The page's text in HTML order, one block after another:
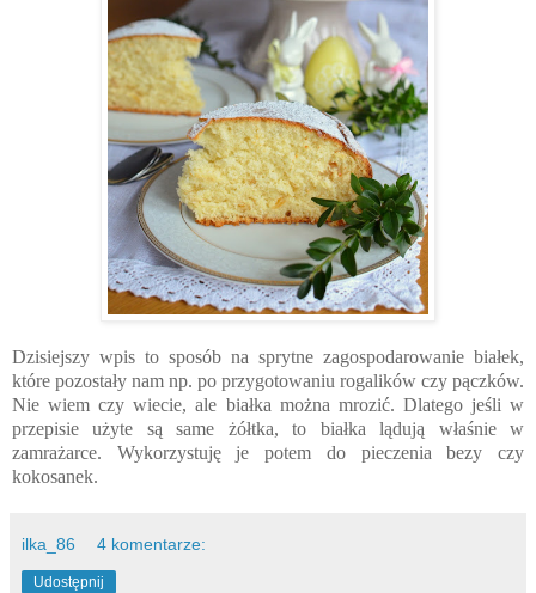
Dzisiejszy wpis to sposób na sprytne zagospodarowanie białek,
które pozostały nam np. po przygotowaniu rogalików czy pączków.
Nie wiem czy wiecie, ale białka można mrozić. Dlatego jeśli w
przepisie użyte są same żółtka, to białka lądują właśnie w
zamrażarce. Wykorzystuję je potem do pieczenia bezy czy
kokosanek.
ilka_86 4 komentarze:
Udostępnij